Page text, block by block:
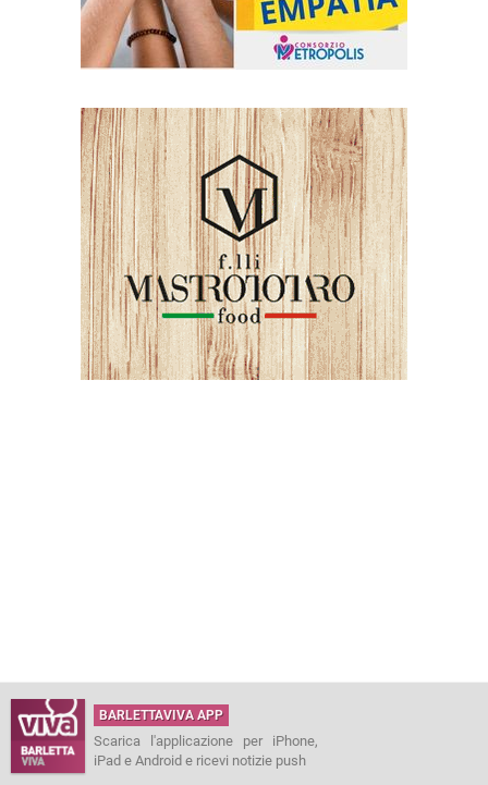
BARLETTAVIVA APP
Scarica l'applicazione per iPhone,
iPad e Android e ricevi notizie push